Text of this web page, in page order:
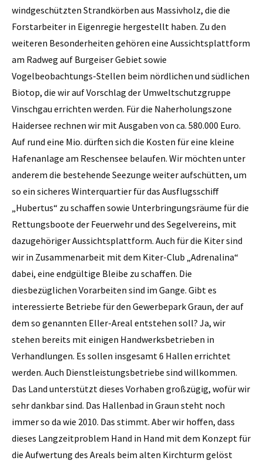
windgeschützten Strandkörben aus Massivholz, die die
Forstarbeiter in Eigenregie hergestellt haben. Zu den
weiteren Besonderheiten gehören eine Aussichtsplattform
am Radweg auf Burgeiser Gebiet sowie
Vogelbeobachtungs-Stellen beim nördlichen und südlichen
Biotop, die wir auf Vorschlag der Umweltschutzgruppe
Vinschgau errichten werden. Für die Naherholungszone
Haidersee rechnen wir mit Ausgaben von ca. 580.000 Euro.
Auf rund eine Mio. dürften sich die Kosten für eine kleine
Hafenanlage am Reschensee belaufen. Wir möchten unter
anderem die bestehende Seezunge weiter aufschütten, um
so ein sicheres Winterquartier für das Ausflugsschiff
„Hubertus“ zu schaffen sowie Unterbringungsräume für die
Rettungsboote der Feuerwehr und des Segelvereins, mit
dazugehöriger Aussichtsplattform. Auch für die Kiter sind
wir in Zusammenarbeit mit dem Kiter-Club „Adrenalina“
dabei, eine endgültige Bleibe zu schaffen. Die
diesbezüglichen Vorarbeiten sind im Gange. Gibt es
interessierte Betriebe für den Gewerbepark Graun, der auf
dem so genannten Eller-Areal entstehen soll? Ja, wir
stehen bereits mit einigen Handwerksbetrieben in
Verhandlungen. Es sollen insgesamt 6 Hallen errichtet
werden. Auch Dienstleistungsbetriebe sind willkommen.
Das Land unterstützt dieses Vorhaben großzügig, wofür wir
sehr dankbar sind. Das Hallenbad in Graun steht noch
immer so da wie 2010. Das stimmt. Aber wir hoffen, dass
dieses Langzeitproblem Hand in Hand mit dem Konzept für
die Aufwertung des Areals beim alten Kirchturm gelöst